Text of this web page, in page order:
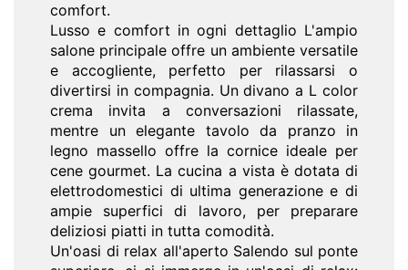
comfort.
Lusso e comfort in ogni dettaglio L'ampio
salone principale offre un ambiente versatile
e accogliente, perfetto per rilassarsi o
divertirsi in compagnia. Un divano a L color
crema invita a conversazioni rilassate,
mentre un elegante tavolo da pranzo in
legno massello offre la cornice ideale per
cene gourmet. La cucina a vista è dotata di
elettrodomestici di ultima generazione e di
ampie superfici di lavoro, per preparare
deliziosi piatti in tutta comodità.
Un'oasi di relax all'aperto Salendo sul ponte